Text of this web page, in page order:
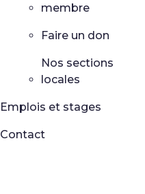
membre
Faire un don
Nos sections
locales
Emplois et stages
Contact